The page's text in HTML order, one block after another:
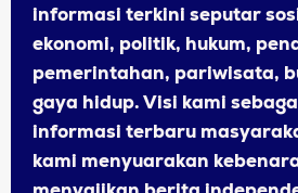
informasi terkini seputar
ekonomi, politik, hukum,
pemerintahan, pariwisata,
gaya hidup. Visi kami
informasi terbaru
kami menyuarakan